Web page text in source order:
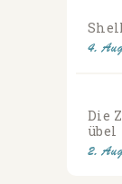
4.
Die
übel
2.